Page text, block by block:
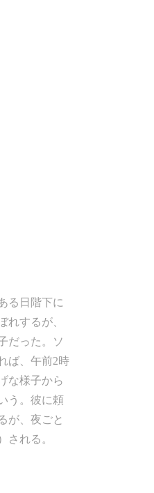
る日階下に
れするが、
だった。ソ
ば、午前2時
な様子から
う。彼に頼
が、夜ごと
される。